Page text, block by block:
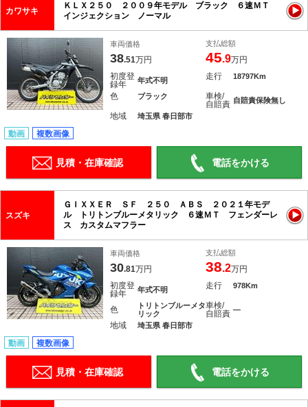
カワサキ
ＫＬＸ２５０ ２００９年モデル ブラック ６速ＭＴ
インジェクション ノーマル
車両価格
38.51万円
支払総額
45.9万円
初度登
録年
年式不明 走行 18797Km
色 ブラック
車検/
自賠責 自賠責保険無し
地域 埼玉県 春日部市
動画 複数画像
見積・在庫確認 電話をかける
スズキ
ＧＩＸＸＥＲ ＳＦ ２５０ ＡＢＳ ２０２１年モデ
ル トリトンブルーメタリック ６速ＭＴ フェンダーレ
ス カスタムマフラー
車両価格
30.81万円
支払総額
38.2万円
初度登
録年
年式不明 走行 978Km
色
トリトンブルーメタ
リック
車検/
自賠責 ―
地域 埼玉県 春日部市
動画 複数画像
見積・在庫確認 電話をかける